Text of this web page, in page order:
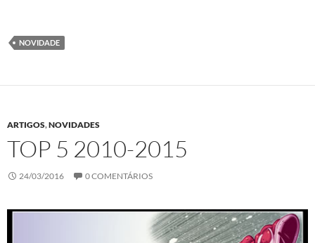
NOVIDADE
ARTIGOS,NOVIDADES
TOP 5 2010-2015
24/03/2016 0 COMENTÁRIOS